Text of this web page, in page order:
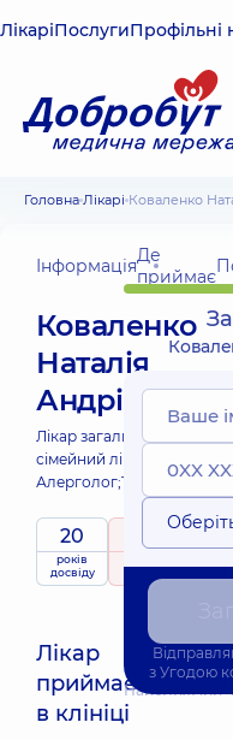
ЛікаріПослугиПрофільні
Головна Лікарі Коваленко
ІнформаціяДе
приймає
Коваленко
Наталія
Андріївна
Лікар загальної практики -
сімейний лікар;
Алерголог;Терапевт;
20
років
досвіду
5 / 5
Лікар
приймає
в клініці
Найближчий
з Угодою